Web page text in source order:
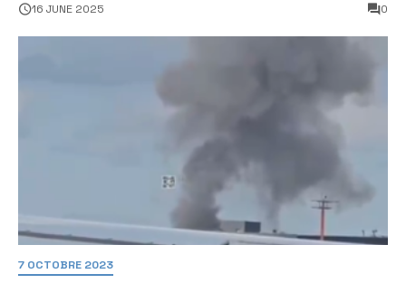
16 JUNE 2025 0
7 OCTOBRE 2023